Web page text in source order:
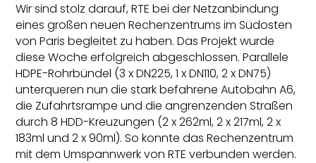
Wir sind stolz darauf, RTE bei der Netzanbindung
eines großen neuen Rechenzentrums im Südosten
von Paris begleitet zu haben. Das Projekt wurde
diese Woche erfolgreich abgeschlossen. Parallele
HDPE-Rohrbündel (3 x DN225, 1 x DN110, 2 x DN75)
unterqueren nun die stark befahrene Autobahn A6,
die Zufahrtsrampe und die angrenzenden Straßen
durch 8 HDD-Kreuzungen (2 x 262ml, 2 x 217ml, 2 x
183ml und 2 x 90ml). So konnte das Rechenzentrum
mit dem Umspannwerk von RTE verbunden werden.